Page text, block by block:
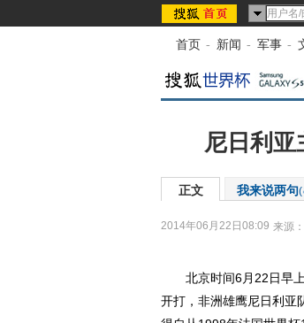
首页 - 新闻 - 军事 -
尼日利亚
正文 我来说两句(
2014年06月22日08:09 来源：
北京时间6月22日早上6
开打，非洲雄鹰尼日利亚